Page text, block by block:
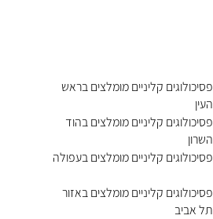
פסיכולוגים קליניים מומלצים בראש
העין
פסיכולוגים קליניים מומלצים בהוד
השרון
פסיכולוגים קליניים מומלצים בעפולה
פסיכולוגים קליניים מומלצים באזור
תל אביב